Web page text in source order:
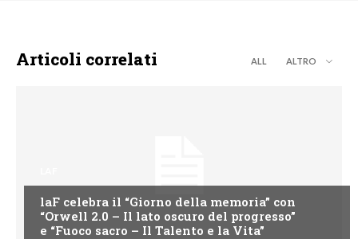
Articoli correlati ALL ALTRO
laF celebra il “Giorno della memoria” con
“Orwell 2.0 – Il lato oscuro del progresso”
e “Fuoco sacro – Il Talento e la Vita”